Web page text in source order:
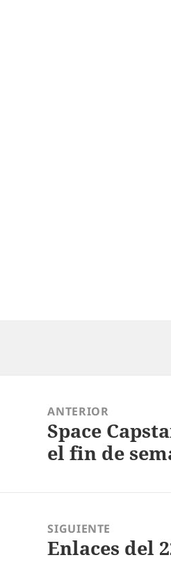
entradas
ANTERIOR
Entrada
anterior:
Space
el fin de
SIGUIENTE
Entrada
Enlaces del